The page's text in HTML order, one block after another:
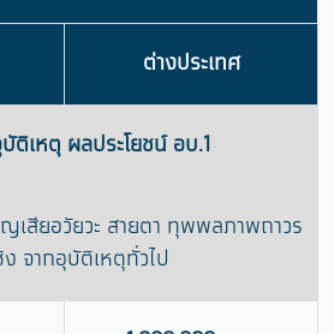
ต่างประเทศ
ติเหตุ ผลประโยชน์ อบ.1
ญเสียอวัยวะ สายตา ทุพพลภาพถาวร
ง จากอุบัติเหตุทั่วไป